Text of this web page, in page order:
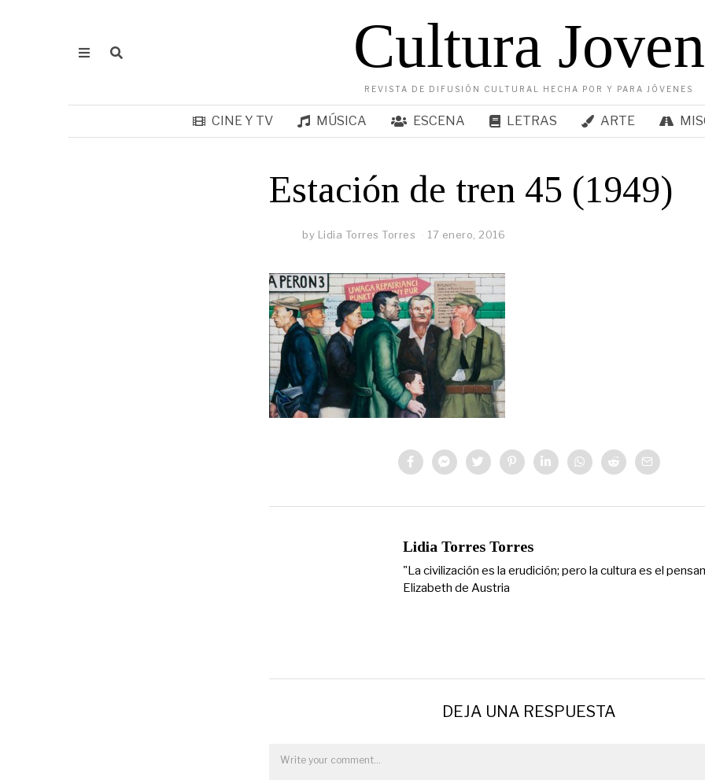
Cultura Joven
REVISTA DE DIFUSIÓN CULTURAL HECHA POR Y PARA JÓVENES
CINE Y TV MÚSICA ESCENA LETRAS ARTE
Estación de tren 45 (1949)
by Lidia Torres Torres 17 enero, 2016
Lidia Torres Torres
"La civilización es la erudición; pero la cultura es el
Elizabeth de Austria
DEJA UNA RESPUESTA